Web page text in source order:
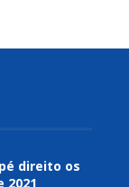
direito os
2021